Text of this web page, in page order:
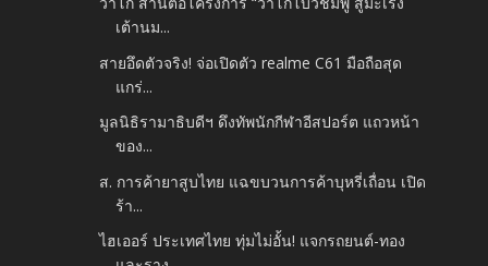
เต้านม...
สายอึดตัวจริง! จ่อเปิดตัว realme C61 มือถือสุด
แกร่...
มูลนิธิรามาธิบดีฯ ดึงทัพนักกีฬาอีสปอร์ต แถวหน้า
ของ...
ส. การค้ายาสูบไทย แฉขบวนการค้าบุหรี่เถื่อน เปิด
ร้า...
ไฮเออร์ ประเทศไทย ทุ่มไม่อั้น! แจกรถยนต์-ทอง